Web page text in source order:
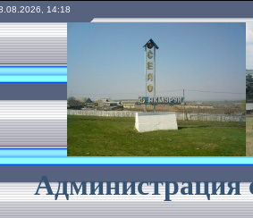
14:18
Администрация